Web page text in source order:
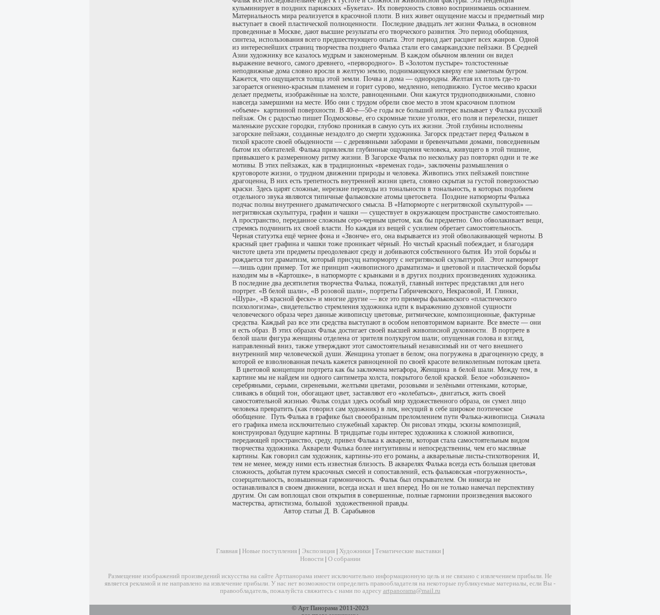
Главная | Новые поступления | Экспозиция | Художники | Тематические выставки |
Новости | О собрании
Размещение изображений произведений искусства на сайте Артпанорама имеет исключительно информационную цель и не связано с извлечением прибыли. Не
является рекламой и не направлено на извлечение прибыли. У нас нет возможности определить правообладателя на некоторые публикуемые материалы, если Вы -
правообладатель, пожалуйста свяжитесь с нами по адресу artpanorama@mail.ru
© Арт Панорама 2011-2023